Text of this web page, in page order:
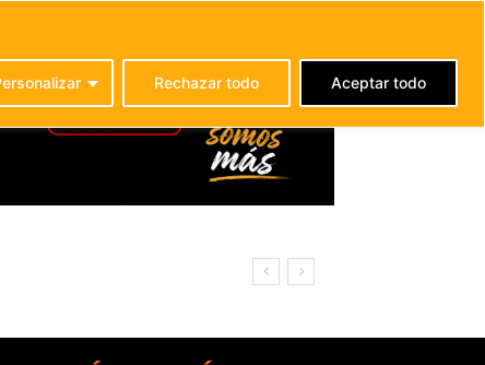
Rechazar todo Aceptar todo